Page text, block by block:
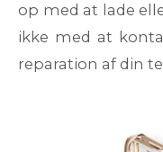
op med at lade
ikke med at
reparation af din